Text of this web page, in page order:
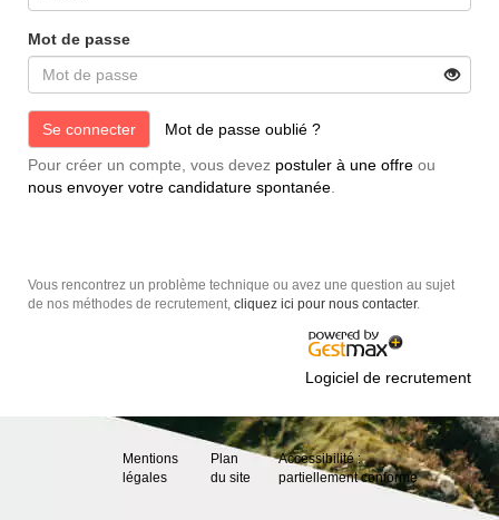
Mot de passe
Se connecter
Mot de passe oublié ?
Pour créer un compte, vous devez postuler à une offre ou
nous envoyer votre candidature spontanée
Vous rencontrez un problème technique ou avez une question au sujet
de nos méthodes de recrutement, cliquez ici pour nous contacter.
Logiciel de recrutement
Mentions
légales
Plan
du site
Accessibilité :
partiellement conforme